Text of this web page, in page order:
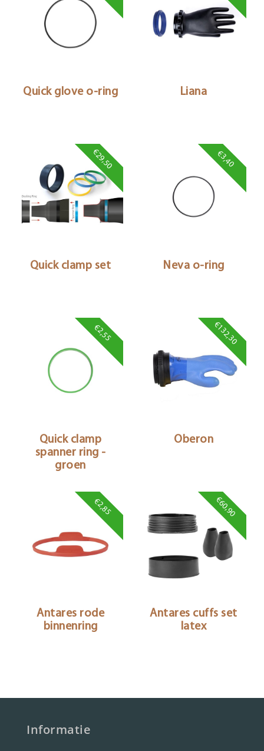
Quick glove o-ring Liana
€29,50
Quick clamp set
€3,40
Neva o-ring
€2,55
Quick clamp
spanner ring -
groen
€132,30
Oberon
€2,85
Antares rode
binnenring
€60,90
Antares cuffs set
latex
Informatie